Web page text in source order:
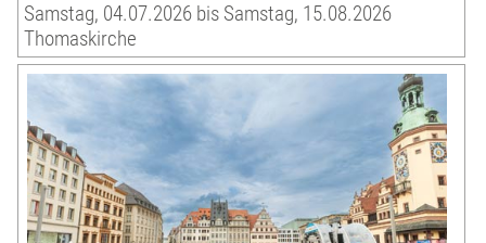
Samstag, 04.07.2026 bis Samstag, 15.08.2026
Thomaskirche